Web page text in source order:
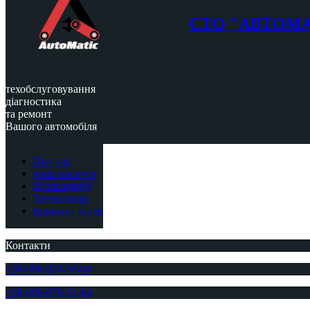
СТО
техобслуговування
діагностика
та ремонт
Вашого автомобіля
Про нас
наші послуги
фотогалерея
Запчастини
Корисно знати
Контакти
+38-096-924-58-04
+38-099-076-51-64